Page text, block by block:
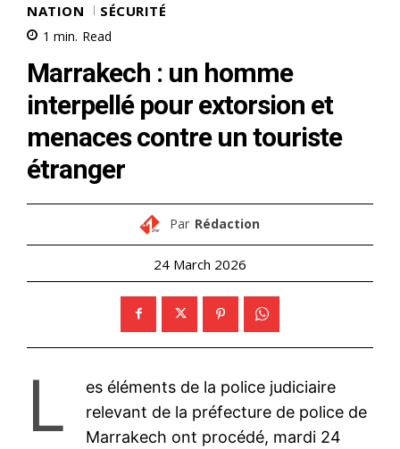
NATION SÉCURITÉ
1 min. Read
Marrakech : un homme
interpellé pour extorsion et
menaces contre un touriste
étranger
Par Rédaction
24 March 2026
L
es éléments de la police judiciaire
relevant de la préfecture de police de
Marrakech ont procédé, mardi 24